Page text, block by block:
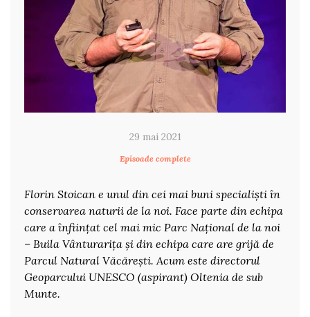
29 mai 2021
Episoade complete
Florin Stoican e unul din cei mai buni specialiști în
conservarea naturii de la noi. Face parte din echipa
care a înființat cel mai mic Parc Național de la noi
– Buila Vânturarița și din echipa care are grijă de
Parcul Natural Văcărești. Acum este directorul
Geoparcului UNESCO (aspirant) Oltenia de sub
Munte.